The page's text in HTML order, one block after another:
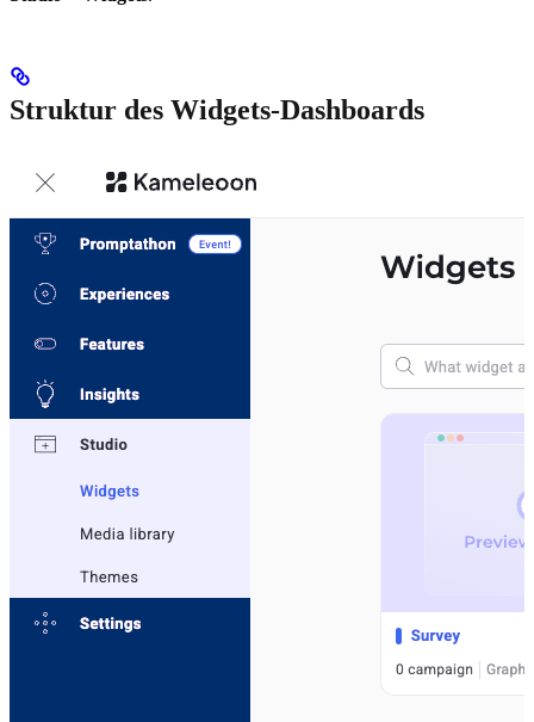
Struktur des Widgets-Dashboards